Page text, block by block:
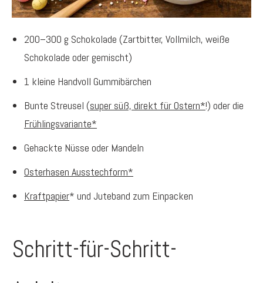
200–300 g Schokolade (Zartbitter, Vollmilch, weiße
Schokolade oder gemischt)
1 kleine Handvoll Gummibärchen
Bunte Streusel (super süß, direkt für Ostern*!) oder die
Frühlingsvariante*
Gehackte Nüsse oder Mandeln
Osterhasen Ausstechform*
Kraftpapier* und Juteband zum Einpacken
Schritt-für-Schritt-